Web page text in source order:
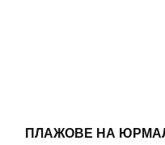
ПЛАЖОВЕ НА